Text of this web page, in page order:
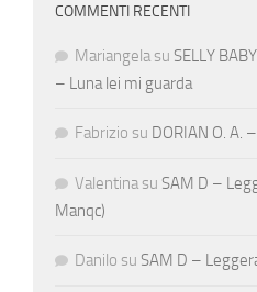
COMMENTI RECENTI
Mariangela su SELLY
– Luna lei mi guarda
Fabrizio su DORIAN O. A.
Valentina su SAM D –
Manqc)
Danilo su SAM D –